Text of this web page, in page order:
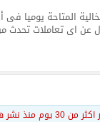
المتاحة يوميا
عن اى تعاملات تحدث
تم ارشفته.